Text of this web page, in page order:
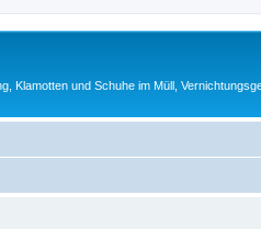
Klamotten und Schuhe im Müll,